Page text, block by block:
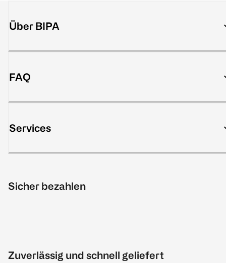
Über BIPA
FAQ
Services
Sicher bezahlen
Zuverlässig und schnell geliefert